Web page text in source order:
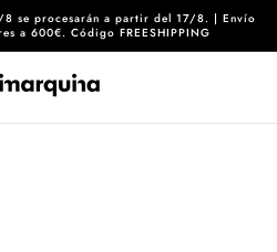
al contenido
se procesarán a partir del 17/8. | Envío
a 600€. Código FREESHIPPING